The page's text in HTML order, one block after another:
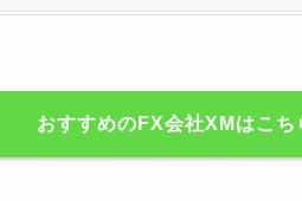
おすすめのFX会社XMはこち